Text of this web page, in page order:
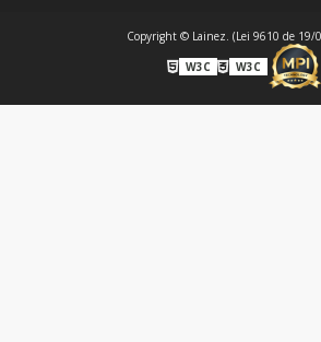
Copyright © Lainez. (Lei 9610 de 19/
W3C
W3C